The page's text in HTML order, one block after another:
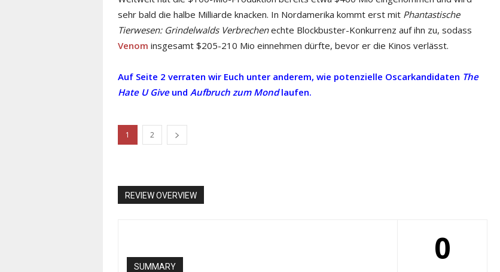
sehr bald die halbe Milliarde knacken. In Nordamerika kommt erst mit Phantastische
Tierwesen: Grindelwalds Verbrechenechte Blockbuster-Konkurrenz auf ihn zu, sodass
Venom insgesamt $205-210 Mio einnehmen dürfte, bevor er die Kinos verlässt.
Auf Seite 2 verraten wir Euch unter anderem, wie potenzielle Oscarkandidaten The
Hate U Giveund Aufbruch zum Mondlaufen.
1 2
REVIEW OVERVIEW
SUMMARY 0